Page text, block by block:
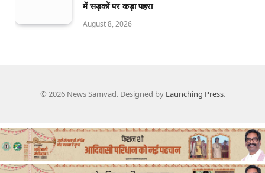
में सड़कों पर कड़ा पहरा
August 8, 2026
© 2026 News Samvad. Designed by Launching Press.